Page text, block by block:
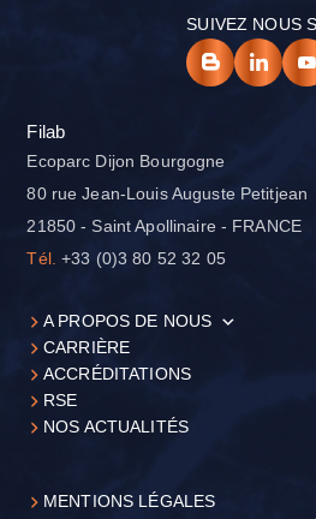
SUIVEZ NOUS
Filab
Ecoparc Dijon Bourgogne
80 rue Jean-Louis Auguste Petitjean
21850 - Saint Apollinaire - FRANCE
Tél. +33 (0)3 80 52 32 05
A PROPOS DE NOUS
CARRIÈRE
ACCRÉDITATIONS
RSE
NOS ACTUALITÉS
MENTIONS LÉGALES